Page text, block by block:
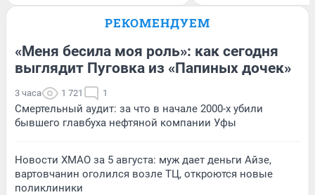
РЕКОМЕНДУЕМ
«Меня бесила моя роль»: как сегодня
выглядит Пуговка из «Папиных дочек»
3 часа 1 721 1
Смертельный аудит: за что в начале 2000-х убили
бывшего главбуха нефтяной компании Уфы
Новости ХМАО за 5 августа: муж дает деньги Айзе,
вартовчанин оголился возле ТЦ, откроются новые
поликлиники